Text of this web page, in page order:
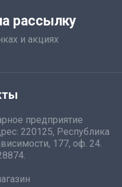
рассылку
и акциях
предприятие
220125, Республика
177, оф. 24.